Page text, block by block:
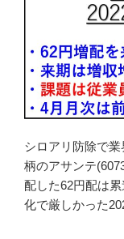
シロアリ防除で
柄のアサンテ
配した62円配は
化で厳しかった